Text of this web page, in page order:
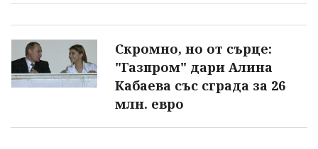
Скромно, но от сърце:
"Газпром" дари Алина
Кабаева със сграда за 26
млн. евро